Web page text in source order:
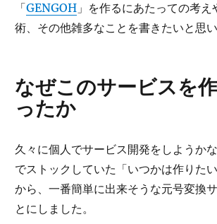
「GENGOH 」を作るにあたっての考
術、その他雑多なことを書きたいと思い
なぜこのサービスを
ったか
久々に個人でサービス開発をしようか
でストックしていた「いつかは作りた
から、一番簡単に出来そうな元号変換
とにしました。